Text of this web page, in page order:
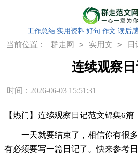
工作总结 实用资料 好句 作文 读后感
当前位置： 群走网 > 实用文 > 日
连续观察
时间：2026-06-03 15:51:31
【热门】连续观察日记范文锦集6篇
一天就要结束了，相信你有很多
有必须要写一篇日记了。快来参考